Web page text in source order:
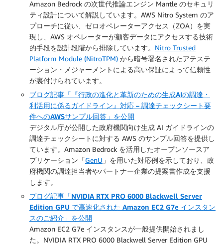
Amazon Bedrock の次世代推論エンジン Mantle のセキュリ
ティ設計について解説しています。AWS Nitro System のア
プローチに従い、ゼロオペレーターアクセス（ZOA）を実
現し、AWS オペレーターが顧客データにアクセスする技術
的手段を設計段階から排除しています。 Nitro Trusted
Platform Module (NitroTPM) から暗号署名されたアテステ
ーション・メジャーメントによる高い保証によって信頼性
が裏付けられています。
ブログ記事「『行政の進化と革新のための生成AIの調達・
利活用に係るガイドライン』対応 – 調達チェックシート要
件へのAWSサンプル回答」を公開
デジタル庁が公開した政府機関向け生成 AI ガイドラインの
調達チェックシートに対する AWS のサンプル回答を提供し
ています。Amazon Bedrock を活用したオープンソースア
プリケーション「GenU 」を用いた対応例を示しており、政
府機関の調達担当者やパートナー企業の提案書作成を支援
します。
ブログ記事「NVIDIA RTX PRO 6000 Blackwell Server
Edition GPU で高速化された Amazon EC2 G7e インスタン
スのご紹介」を公開
Amazon EC2 G7e インスタンスが一般提供開始されまし
た。NVIDIA RTX PRO 6000 Blackwell Server Edition GPU